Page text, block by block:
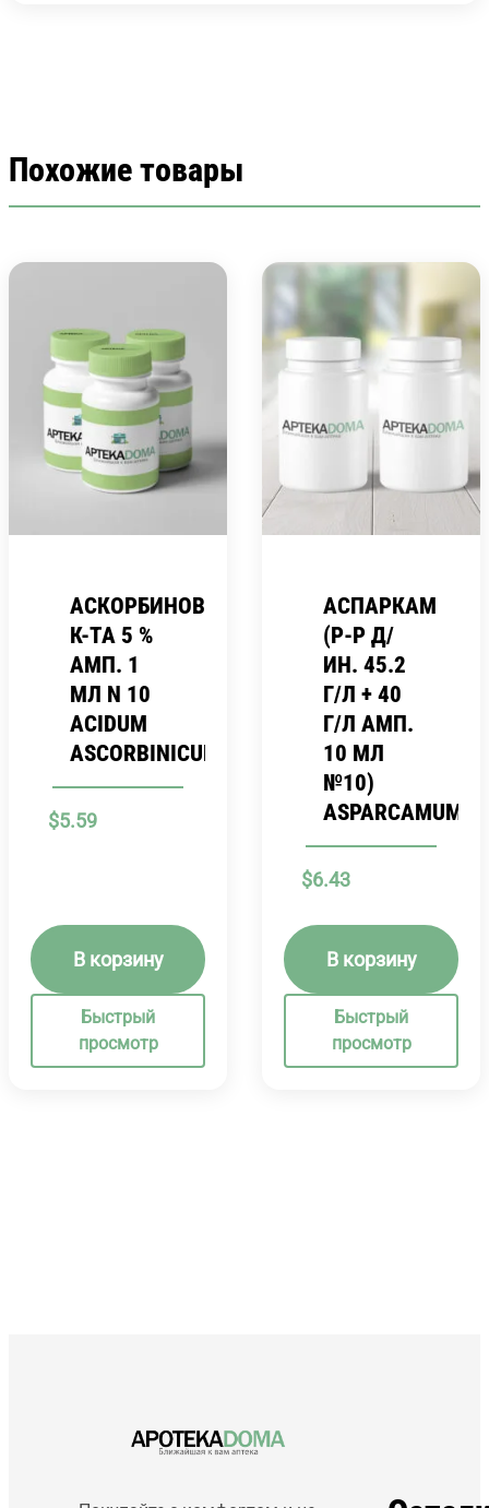
Похожие товары
АСКОРБИНОВАЯ
К-ТА 5 %
АМП. 1
МЛ N 10
ACIDUM
ASCORBINICUM
$5.59
В корзину
Быстрый
просмотр
АСПАРКАМ
(Р-Р Д/
ИН. 45.2
Г/Л + 40
Г/Л АМП.
10 МЛ
№10)
ASPARCAMUM
$6.43
В корзину
Быстрый
просмотр